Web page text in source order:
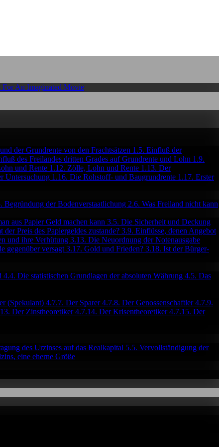
For An Imaginated Movie
der Grundrente von den Frachtsätzen 1.5. Einfluß der
des Freilandes dritten Grades auf Grundrente und Lohn 1.9.
und Rente 1.12. Zölle, Lohn und Rente 1.13. Der
Untersuchung 1.16. Die Rohstoff- und Baugrundrente 1.17. Erster
Begründung der Bodenverstaatlichung 2.6. Was Freiland nicht kann
aus Papier Geld machen kann 3.5. Die Sicherheit und Deckung
der Preis des Papiergeldes zustande? 3.9. Einflüsse, denen Angebot
und ihre Verhütung 3.13. Die Neuordnung der Notenausgabe
gegenüber versagt 3.17. Gold und Frieden? 3.18. Ist der Bürger-
4.4. Die statistischen Grundlagen der absoluten Währung 4.5. Das
(Spekulant) 4.7.7. Der Sparer4.7.8. Der Genossenschaftler4.7.9.
Der Zinstheoretiker4.7.14. Der Krisentheoretiker4.7.15. Der
des Urzinses auf das Realkapital 5.5. Vervollständigung der
eine eherne Größe